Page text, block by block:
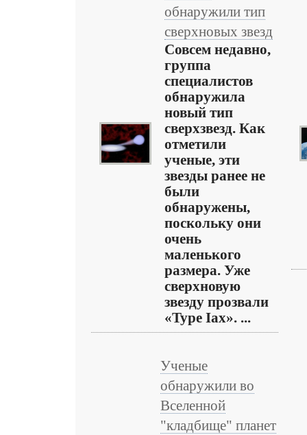
обнаружили тип
сверхновых звезд
Совсем недавно,
группа
специалистов
обнаружила
новый тип
сверхзвезд. Как
отметили
ученые, эти
звезды ранее не
были
обнаружены,
поскольку они
очень
маленького
размера. Уже
сверхновую
звезду прозвали
«Type Iax». ...
Ученые
обнаружили во
Вселенной
"кладбище" планет